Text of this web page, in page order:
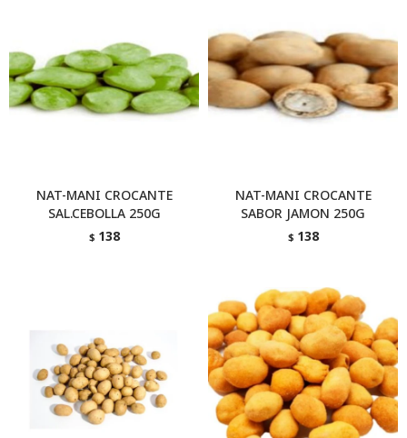
NAT-MANI CROCANTE
SAL.CEBOLLA 250G
$ 138
NAT-MANI CROCANTE
SABOR JAMON 250G
$ 138